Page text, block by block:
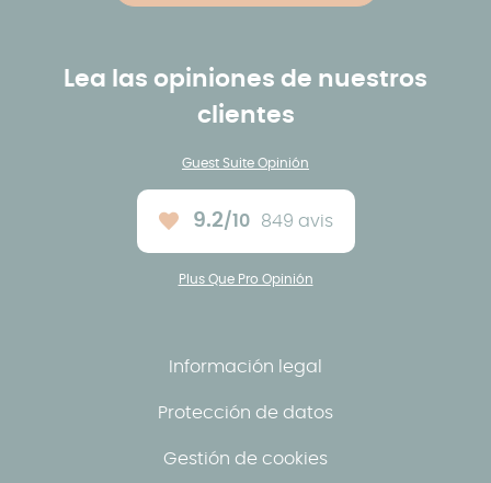
Lea las opiniones de nuestros
clientes
Guest Suite Opinión
Note moyenne :
9.2/10 849 avis
Plus Que Pro Opinión
Información legal
Protección de datos
Gestión de cookies